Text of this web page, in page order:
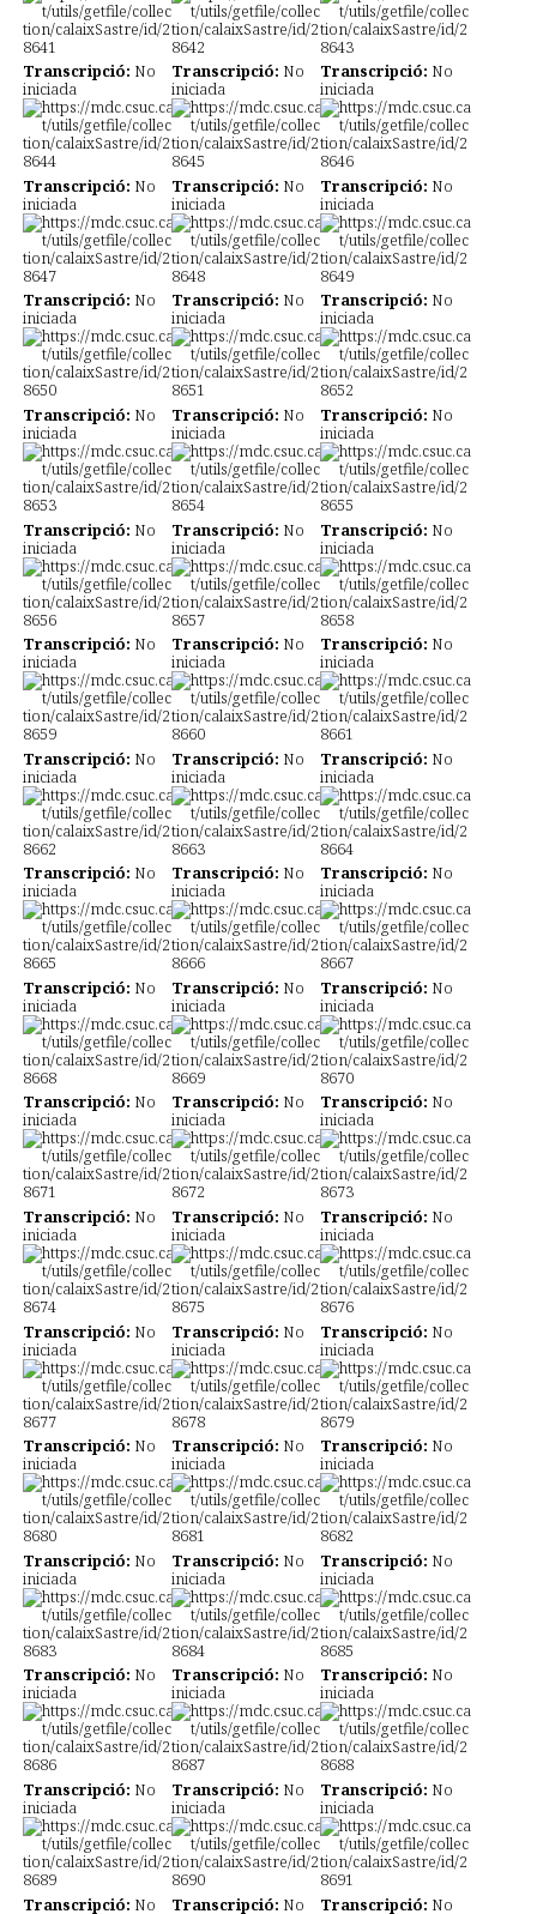
Transcripció: No
iniciada
Transcripció: No
iniciada
Transcripció: No
iniciada
Transcripció: No
iniciada
Transcripció: No
iniciada
Transcripció: No
iniciada
Transcripció: No
iniciada
Transcripció: No
iniciada
Transcripció: No
iniciada
Transcripció: No
iniciada
Transcripció: No
iniciada
Transcripció: No
iniciada
Transcripció: No
iniciada
Transcripció: No
iniciada
Transcripció: No
iniciada
Transcripció: No
iniciada
Transcripció: No
iniciada
Transcripció: No
iniciada
Transcripció: No
iniciada
Transcripció: No
iniciada
Transcripció: No
iniciada
Transcripció: No
iniciada
Transcripció: No
iniciada
Transcripció: No
iniciada
Transcripció: No
iniciada
Transcripció: No
iniciada
Transcripció: No
iniciada
Transcripció: No
iniciada
Transcripció: No
iniciada
Transcripció: No
iniciada
Transcripció: No
iniciada
Transcripció: No
iniciada
Transcripció: No
iniciada
Transcripció: No
iniciada
Transcripció: No
iniciada
Transcripció: No
iniciada
Transcripció: No
iniciada
Transcripció: No
iniciada
Transcripció: No
iniciada
Transcripció: No
iniciada
Transcripció: No
iniciada
Transcripció: No
iniciada
Transcripció: No
iniciada
Transcripció: No
iniciada
Transcripció: No
iniciada
Transcripció: No
iniciada
Transcripció: No
iniciada
Transcripció: No
iniciada
Transcripció: No
Transcripció: No
Transcripció: No